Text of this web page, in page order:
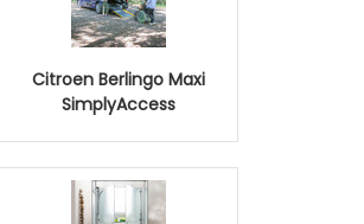
Citroen Berlingo Maxi
SimplyAccess